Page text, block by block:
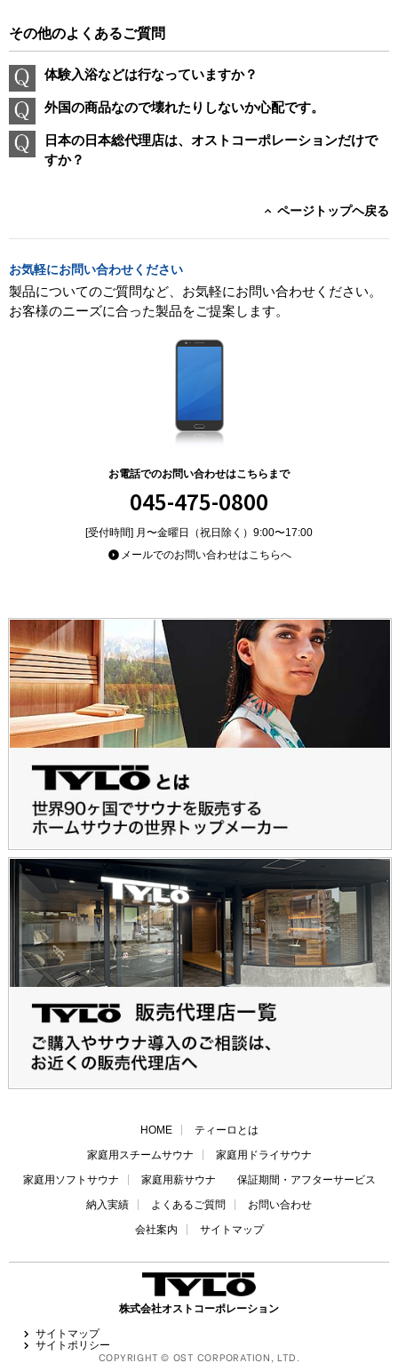
その他のよくあるご質問
体験入浴などは行なっていますか？
外国の商品なので壊れたりしないか心配です。
日本の日本総代理店は、オストコーポレーションだけで
すか？
ページトップヘ戻る
お気軽にお問い合わせください
製品についてのご質問など、お気軽にお問い合わせください。
お客様のニーズに合った製品をご提案します。
お電話でのお問い合わせはこちらまで
045-475-0800
[受付時間] 月〜金曜日（祝日除く）9:00〜17:00
メールでのお問い合わせはこちらへ
HOME
ティーロとは
家庭用スチームサウナ
家庭用ドライサウナ
家庭用ソフトサウナ
家庭用薪サウナ
保証期間・アフターサービス
納入実績
よくあるご質問
お問い合わせ
会社案内
サイトマップ
株式会社オストコーポレーション
サイトマップ
サイトポリシー
COPYRIGHT © OST CORPORATION, LTD.